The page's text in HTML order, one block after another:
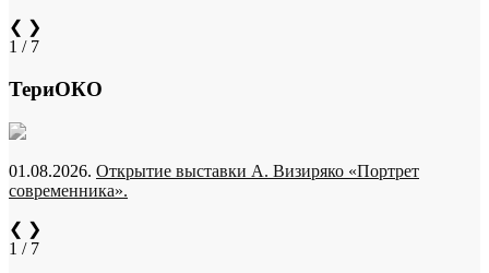
❮ ❯
1 / 7
ТериОКО
01.08.2026. Открытие выставки А. Визиряко «Портрет
современника».
❮ ❯
1 / 7